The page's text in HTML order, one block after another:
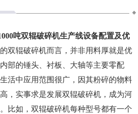
吨双辊破碎机生产线设备配置及优
双辊破碎机而言，并非用料厚就是优
部的锤头、衬板、大轴等主要零配
活中应用范围很广，因其粉碎的物料
，实事求是发展双辊破碎机，成为河
比如，双辊破碎机每种型号都有一个